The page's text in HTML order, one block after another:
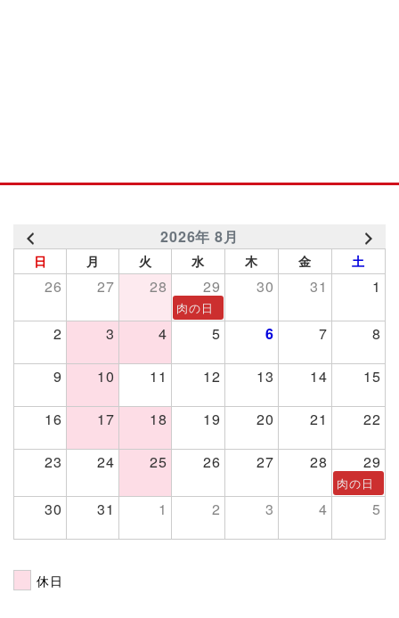
2026年 8月
日 月 火 水 木 金 土
26 27 28 29 30 31 1
肉の日
2 3 4 5 6 7 8
9 10 11 12 13 14 15
16 17 18 19 20 21 22
23 24 25 26 27 28 29
肉の日
30 31 1 2 3 4 5
休日